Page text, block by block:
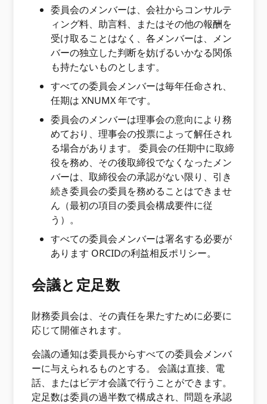
委員会のメンバーは、会社からコンサルテ
ィング料、助言料、またはその他の報酬を
受け取ることはなく、各メンバーは、メン
バーの独立した判断を妨げるいかなる関係
も持た​​ないものとします。
すべての委員会メンバーは毎年任命され、
任期は XNUMX 年です。
委員会のメンバーは理事会の意向により務
めており、理事会の投票によって解任され
る場合があります。 委員会の任期中に取締
役を務め、その後取締役でなくなったメン
バーは、取締役会の承認がない限り、引き
続き委員会の委員を務めることはできませ
ん（最初の項目の委員会構成要件に従
う）。
すべての委員会メンバーは署名する必要が
あります ORCIDの利益相反ポリシー。
会議と定足数
財務委員会は、その責任を果たすために必要に
応じて開催されます。
会議の通知は委員長からすべての委員会メンバ
ーに与えられるものとする。 会議は直接、電
話、またはビデオ会議で行うことができます。
定足数は委員の過半数で構成され、問題を承認